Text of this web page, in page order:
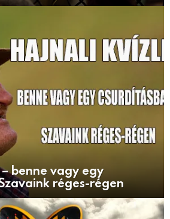
benne vagy egy
réges-régen